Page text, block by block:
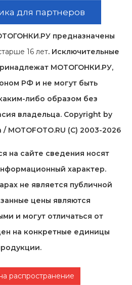
для партнеров
предназначены
16 лет. Исключительные
МОТОГОНКИ.РУ,
РФ и не могут быть
либо образом без
владельца. Copyright by
/ MOTOFOTO.RU (C) 2003-2026
на cайте сведения носят
характер.
не является публичной
цены являются
и могут отличаться от
на конкретные единицы
распространение